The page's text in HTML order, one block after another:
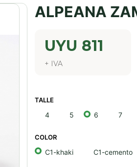
ALPEANA
UYU 811
+ IVA
TALLE
4 5 6 7
COLOR
C1-khaki C1-cemento